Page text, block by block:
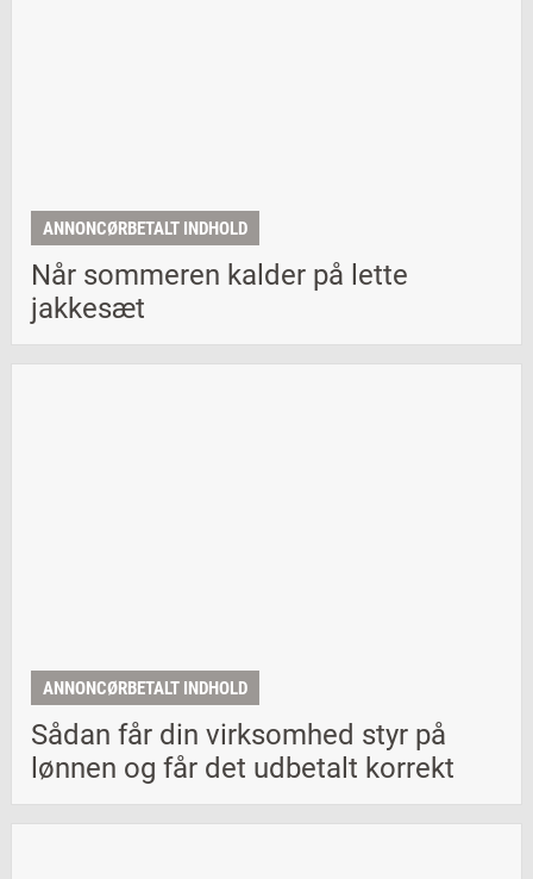
ANNONCØRBETALT INDHOLD
Når sommeren kalder på lette
jakkesæt
ANNONCØRBETALT INDHOLD
Sådan får din virksomhed styr på
lønnen og får det udbetalt korrekt